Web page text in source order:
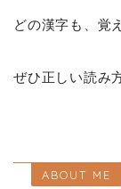
どの漢字も、覚
ぜひ正しい読み
ABOUT ME